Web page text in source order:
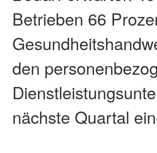
Betrieben 66
den
nächste Quartal